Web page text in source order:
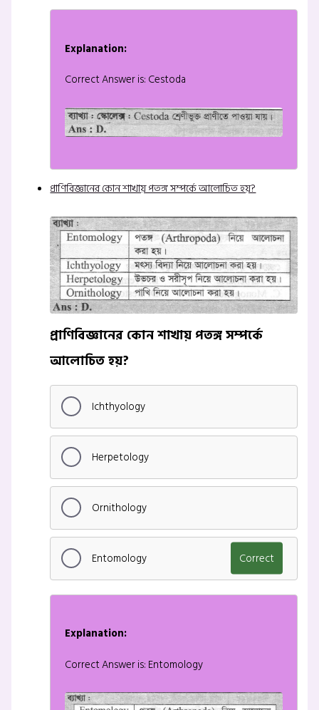
Explanation:
Correct Answer is: Cestoda
প্রাণিবিজ্ঞানের কোন শাখায় পতঙ্গ সম্পর্কে আলোচিত হয়?
প্রাণিবিজ্ঞানের কোন শাখায় পতঙ্গ সম্পর্কে
আলোচিত হয়?
Ichthyology
Herpetology
Ornithology
Entomology Correct
Explanation:
Correct Answer is: Entomology